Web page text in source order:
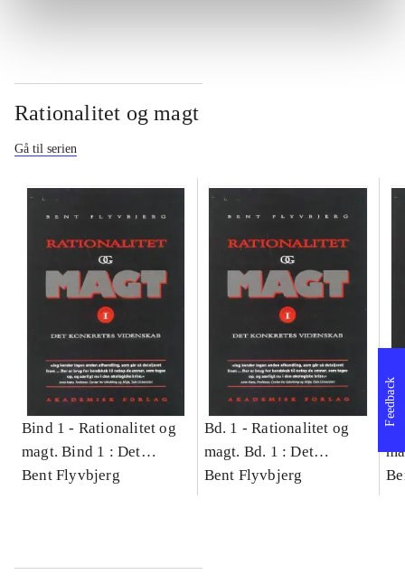
Rationalitet og magt
Gå til serien
Bind 1 - Rationalitet og
magt. Bind 1 : Det
konkretes videnskab
Bent Flyvbjerg
Bd. 1 -Rationalitet og
magt. Bd. 1 : Det
konkretes videnskab
Bent Flyvbjerg
Feedback